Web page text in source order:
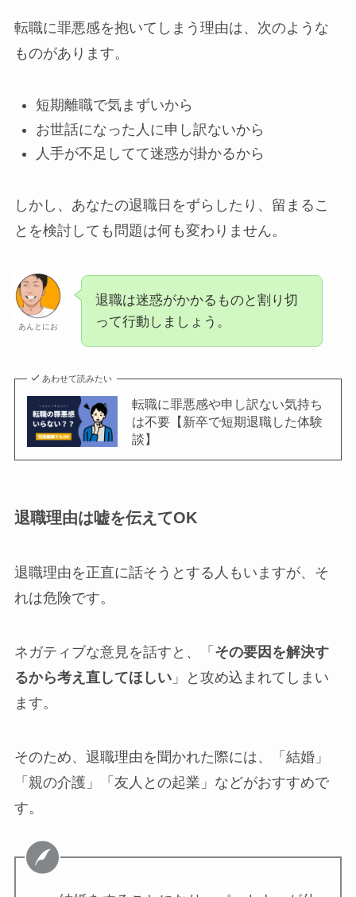
転職に罪悪感を抱いてしまう理由は、次のような
ものがあります。
短期離職で気まずいから
お世話になった人に申し訳ないから
人手が不足してて迷惑が掛かるから
しかし、あなたの退職日をずらしたり、留まるこ
とを検討しても問題は何も変わりません。
あんとにお
退職は迷惑がかかるものと割り切
って行動しましょう。
あわせて読みたい
転職に罪悪感や申し訳ない気持ち
は不要【新卒で短期退職した体験
談】
退職理由は嘘を伝えてOK
退職理由を正直に話そうとする人もいますが、そ
れは危険です。
ネガティブな意見を話すと、「 その要因を解決す
るから考え直してほしい」と攻め込まれてしまい
ます。
そのため、退職理由を聞かれた際には、「結婚」
「親の介護」「友人との起業」などがおすすめで
す。